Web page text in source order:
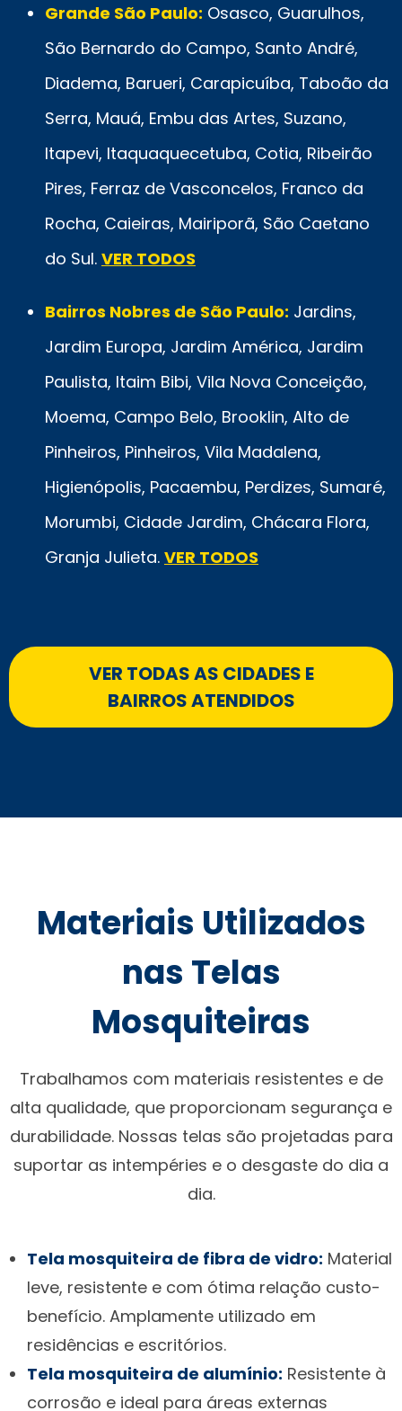
Grande São Paulo: Osasco, Guarulhos,
São Bernardo do Campo, Santo André,
Diadema, Barueri, Carapicuíba, Taboão da
Serra, Mauá, Embu das Artes, Suzano,
Itapevi, Itaquaquecetuba, Cotia, Ribeirão
Pires, Ferraz de Vasconcelos, Franco da
Rocha, Caieiras, Mairiporã, São Caetano
do Sul. VER TODOS
Bairros Nobres de São Paulo: Jardins,
Jardim Europa, Jardim América, Jardim
Paulista, Itaim Bibi, Vila Nova Conceição,
Moema, Campo Belo, Brooklin, Alto de
Pinheiros, Pinheiros, Vila Madalena,
Higienópolis, Pacaembu, Perdizes, Sumaré,
Morumbi, Cidade Jardim, Chácara Flora,
Granja Julieta. VER TODOS
VER TODAS AS CIDADES E
BAIRROS ATENDIDOS
Materiais Utilizados
nas Telas
Mosquiteiras
Trabalhamos com materiais resistentes e de
alta qualidade, que proporcionam segurança e
durabilidade. Nossas telas são projetadas para
suportar as intempéries e o desgaste do dia a
dia.
Tela mosquiteira de fibra de vidro: Material
leve, resistente e com ótima relação custo-
benefício. Amplamente utilizado em
residências e escritórios.
Tela mosquiteira de alumínio: Resistente à
corrosão e ideal para áreas externas